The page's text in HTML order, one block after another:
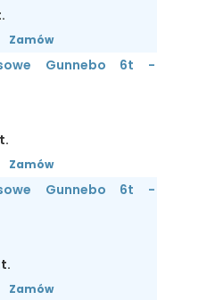
Zamów
Gunnebo 6t -
Zamów
Gunnebo 6t -
Zamów